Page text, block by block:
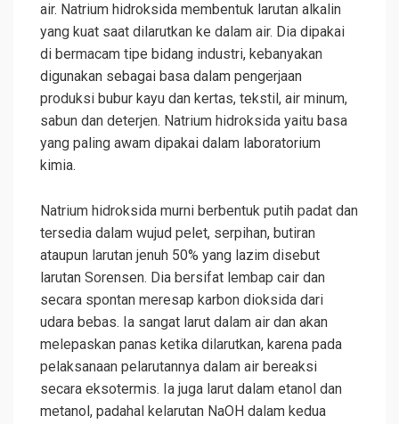
air. Natrium hidroksida membentuk larutan alkalin
yang kuat saat dilarutkan ke dalam air. Dia dipakai
di bermacam tipe bidang industri, kebanyakan
digunakan sebagai basa dalam pengerjaan
produksi bubur kayu dan kertas, tekstil, air minum,
sabun dan deterjen. Natrium hidroksida yaitu basa
yang paling awam dipakai dalam laboratorium
kimia.
Natrium hidroksida murni berbentuk putih padat dan
tersedia dalam wujud pelet, serpihan, butiran
ataupun larutan jenuh 50% yang lazim disebut
larutan Sorensen. Dia bersifat lembap cair dan
secara spontan meresap karbon dioksida dari
udara bebas. Ia sangat larut dalam air dan akan
melepaskan panas ketika dilarutkan, karena pada
pelaksanaan pelarutannya dalam air bereaksi
secara eksotermis. Ia juga larut dalam etanol dan
metanol, padahal kelarutan NaOH dalam kedua